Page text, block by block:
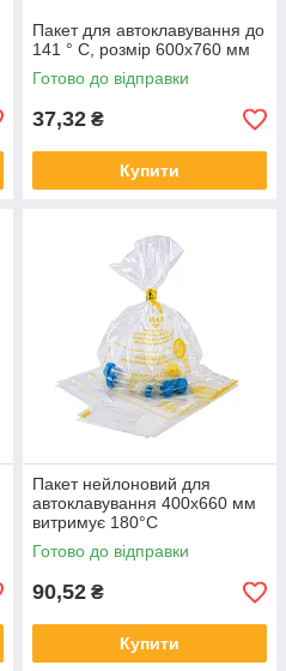
Пакет для автоклавування до
141 ° C, розмір 600х760 мм
Готово до відправки
37,32 ₴
Купити
Пакет нейлоновий для
автоклавування 400x660 мм
витримує 180°C
Готово до відправки
90,52 ₴
Купити